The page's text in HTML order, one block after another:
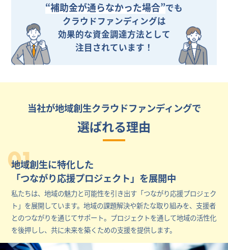
“補助金が通らなかった場合”でも
クラウドファンディングは
効果的な資金調達方法として
注目されています！
当社が地域創生クラウドファンディングで
選ばれる理由
01
地域創生に特化した
「つながり応援プロジェクト」を展開中
私たちは、地域の魅力と可能性を引き出す「つながり応援プロジェク
ト」を展開しています。地域の課題解決や新たな取り組みを、支援者
とのつながりを通じてサポート。プロジェクトを通して地域の活性化
を後押しし、共に未来を築くための支援を提供します。